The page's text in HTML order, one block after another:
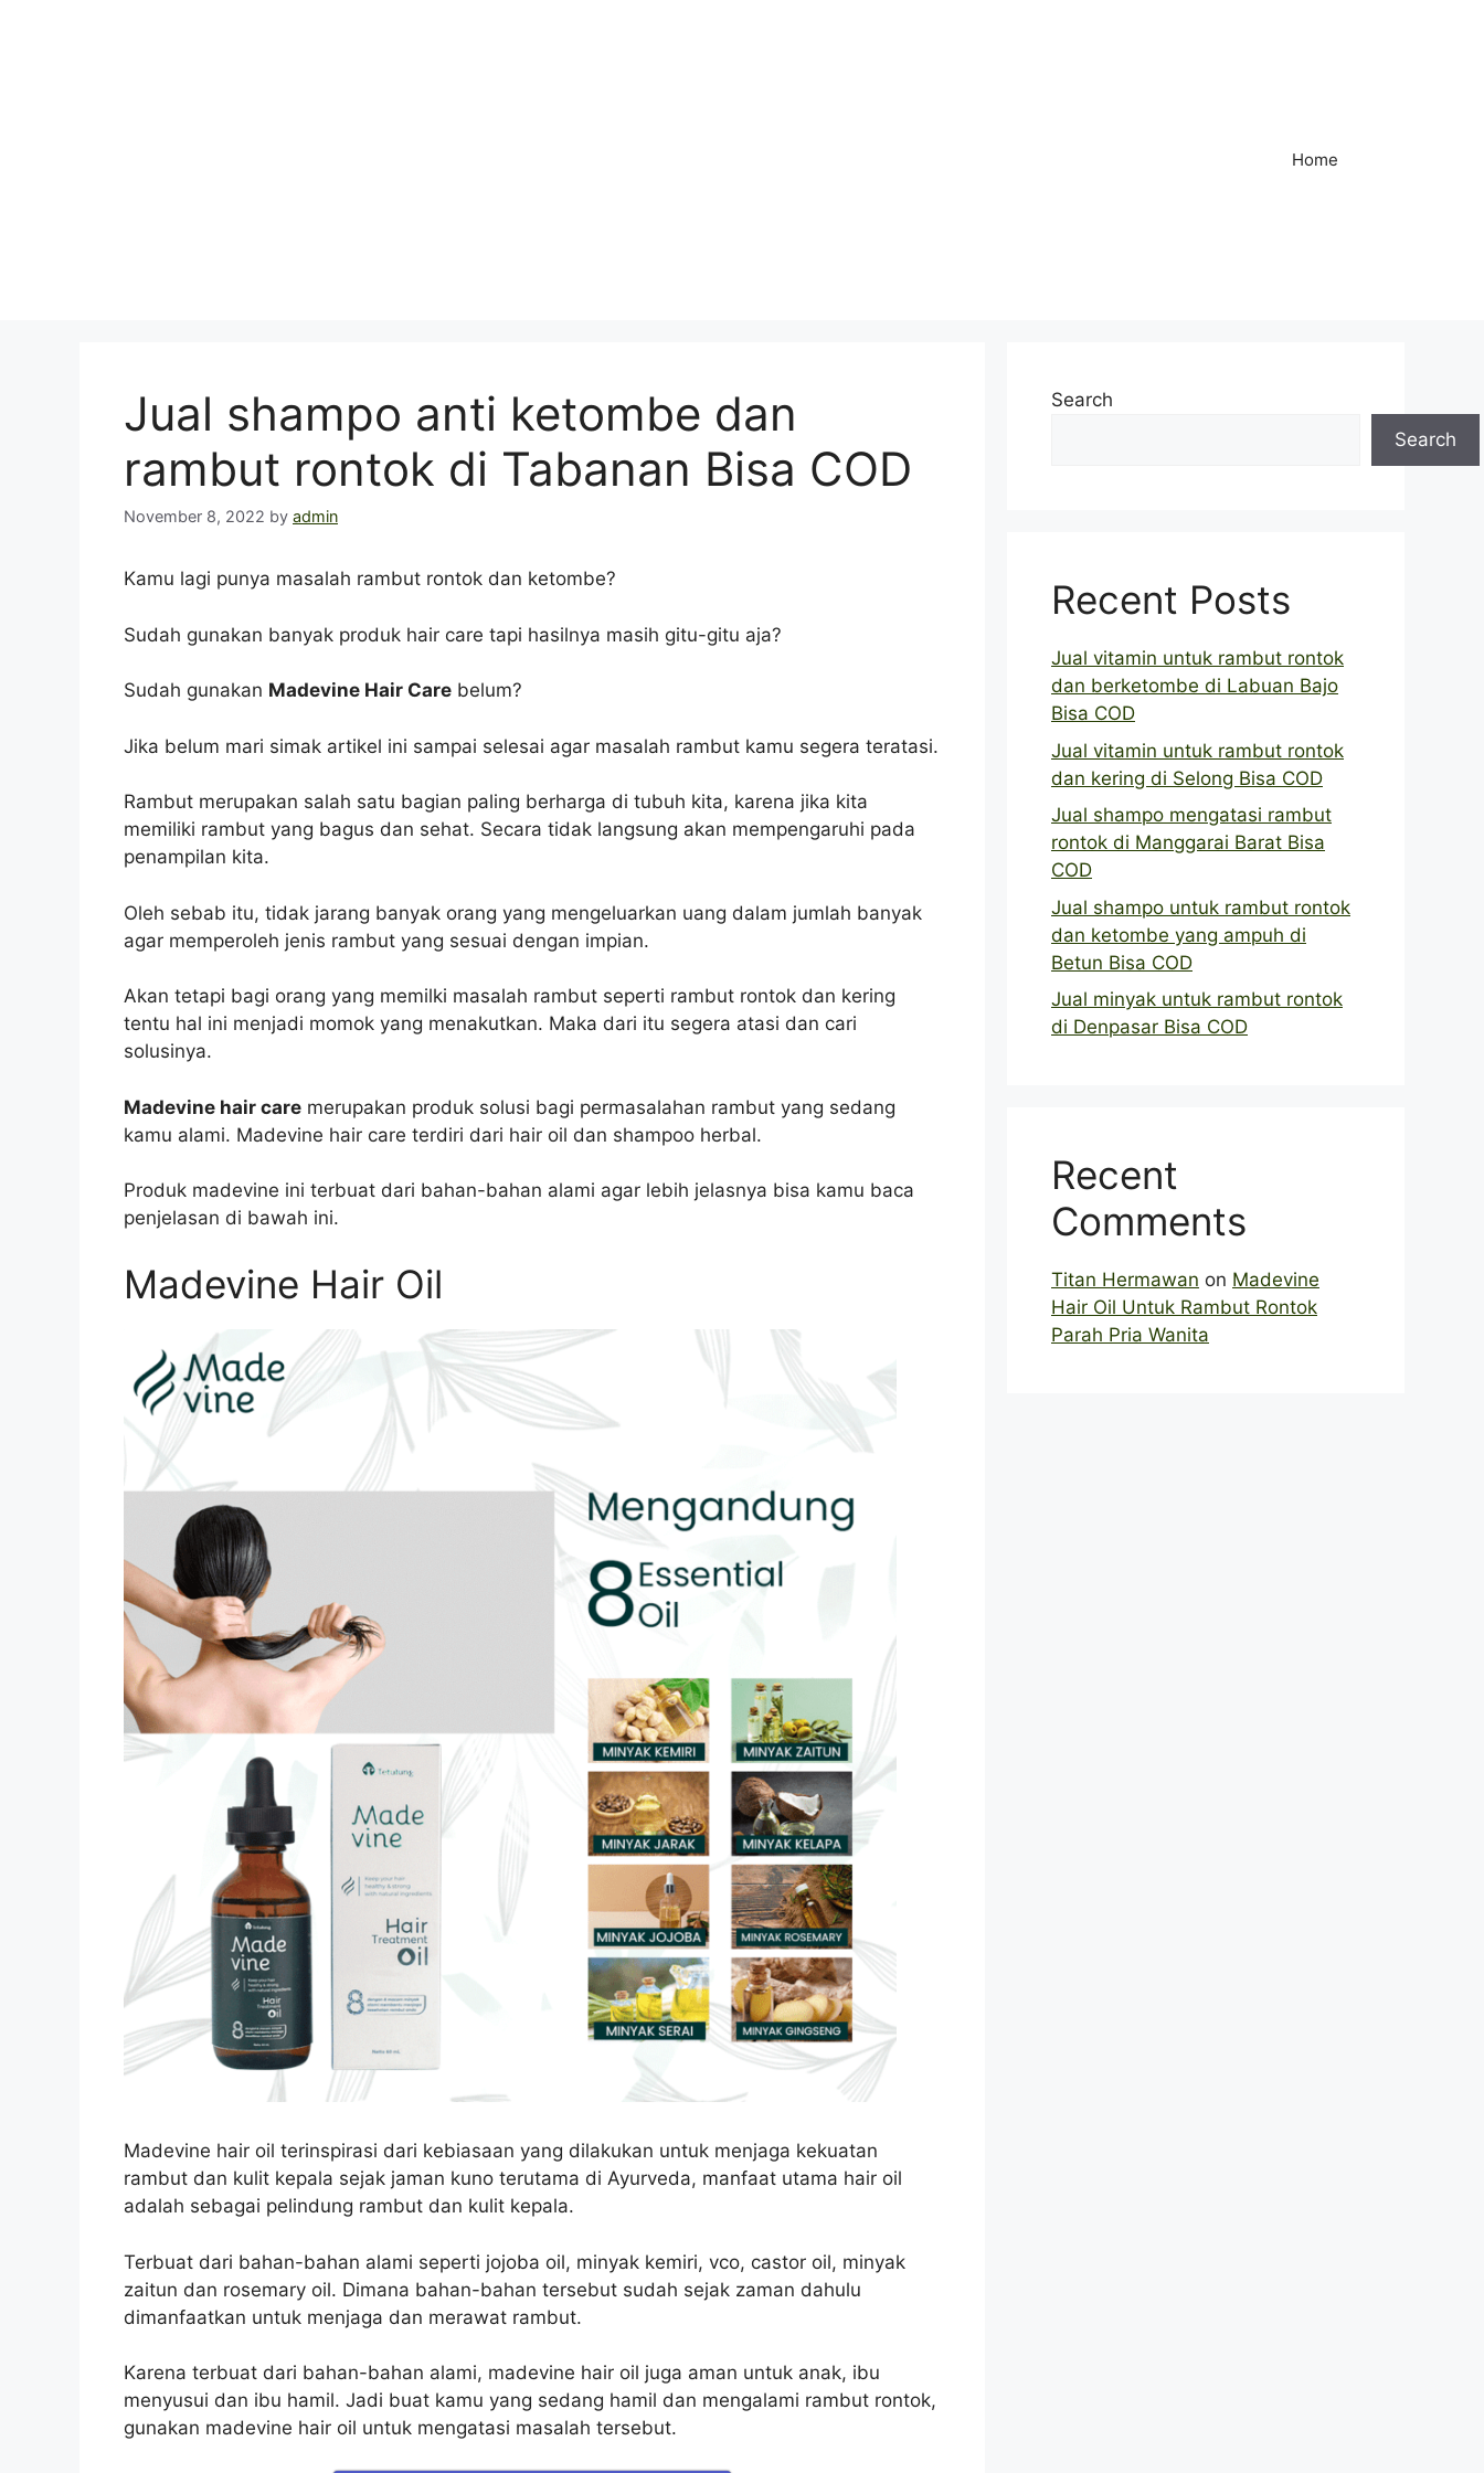
Home
Jual shampo anti ketombe dan
rambut rontok di Tabanan Bisa COD
November 8, 2022 by admin
Kamu lagi punya masalah rambut rontok dan ketombe?
Sudah gunakan banyak produk hair care tapi hasilnya masih gitu-gitu aja?
Sudah gunakan Madevine Hair Care belum?
Jika belum mari simak artikel ini sampai selesai agar masalah rambut kamu segera teratasi.
Rambut merupakan salah satu bagian paling berharga di tubuh kita, karena jika kita
memiliki rambut yang bagus dan sehat. Secara tidak langsung akan mempengaruhi pada
penampilan kita.
Oleh sebab itu, tidak jarang banyak orang yang mengeluarkan uang dalam jumlah banyak
agar memperoleh jenis rambut yang sesuai dengan impian.
Akan tetapi bagi orang yang memilki masalah rambut seperti rambut rontok dan kering
tentu hal ini menjadi momok yang menakutkan. Maka dari itu segera atasi dan cari
solusinya.
Madevine hair care merupakan produk solusi bagi permasalahan rambut yang sedang
kamu alami. Madevine hair care terdiri dari hair oil dan shampoo herbal.
Produk madevine ini terbuat dari bahan-bahan alami agar lebih jelasnya bisa kamu baca
penjelasan di bawah ini.
Madevine Hair Oil
Madevine hair oil terinspirasi dari kebiasaan yang dilakukan untuk menjaga kekuatan
rambut dan kulit kepala sejak jaman kuno terutama di Ayurveda, manfaat utama hair oil
adalah sebagai pelindung rambut dan kulit kepala.
Terbuat dari bahan-bahan alami seperti jojoba oil, minyak kemiri, vco, castor oil, minyak
zaitun dan rosemary oil. Dimana bahan-bahan tersebut sudah sejak zaman dahulu
dimanfaatkan untuk menjaga dan merawat rambut.
Karena terbuat dari bahan-bahan alami, madevine hair oil juga aman untuk anak, ibu
menyusui dan ibu hamil. Jadi buat kamu yang sedang hamil dan mengalami rambut rontok,
gunakan madevine hair oil untuk mengatasi masalah tersebut.
Search
Search
Recent Posts
Jual vitamin untuk rambut rontok
dan berketombe di Labuan Bajo
Bisa COD
Jual vitamin untuk rambut rontok
dan kering di Selong Bisa COD
Jual shampo mengatasi rambut
rontok di Manggarai Barat Bisa
COD
Jual shampo untuk rambut rontok
dan ketombe yang ampuh di
Betun Bisa COD
Jual minyak untuk rambut rontok
di Denpasar Bisa COD
Recent
Comments
Titan Hermawan on Madevine
Hair Oil Untuk Rambut Rontok
Parah Pria Wanita